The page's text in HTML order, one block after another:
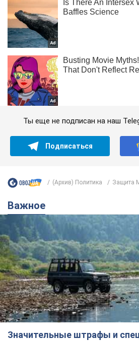
Ты еще не подписан на наш
Подписаться
(Архив) Политика Защита
Важное
Значительные штрафы и